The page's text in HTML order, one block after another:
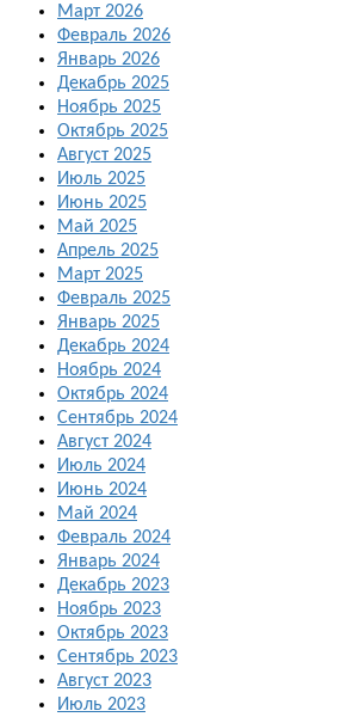
Март 2026
Февраль 2026
Январь 2026
Декабрь 2025
Ноябрь 2025
Октябрь 2025
Август 2025
Июль 2025
Июнь 2025
Май 2025
Апрель 2025
Март 2025
Февраль 2025
Январь 2025
Декабрь 2024
Ноябрь 2024
Октябрь 2024
Сентябрь 2024
Август 2024
Июль 2024
Июнь 2024
Май 2024
Февраль 2024
Январь 2024
Декабрь 2023
Ноябрь 2023
Октябрь 2023
Сентябрь 2023
Август 2023
Июль 2023